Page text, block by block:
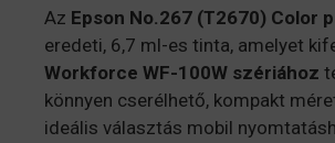
Az Epson No.267 (T2670) Color
eredeti, 6,7 ml-es tinta, amelyet
Workforce WF-100W szériához
könnyen cserélhető, kompakt
ideális választás mobil